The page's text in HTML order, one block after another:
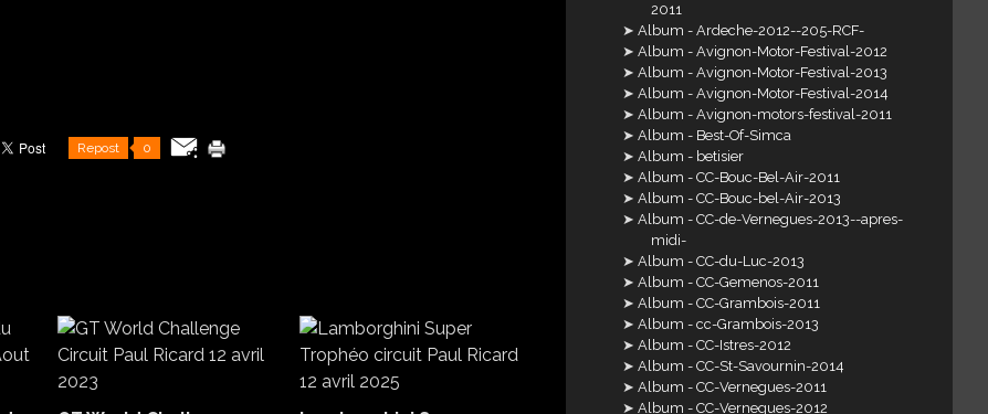
Repost 0
2011
Album - Ardeche-2012--205-RCF-
Album - Avignon-Motor-Festival-2012
Album - Avignon-Motor-Festival-2013
Album - Avignon-Motor-Festival-2014
Album - Avignon-motors-festival-2011
Album - Best-Of-Simca
Album - betisier
Album - CC-Bouc-Bel-Air-2011
Album - CC-Bouc-bel-Air-2013
Album - CC-de-Vernegues-2013--apres-
midi-
Album - CC-du-Luc-2013
Album - CC-Gemenos-2011
Album - CC-Grambois-2011
Album - cc-Grambois-2013
Album - CC-Istres-2012
Album - CC-St-Savournin-2014
Album - CC-Vernegues-2011
Album - CC-Vernegues-2012